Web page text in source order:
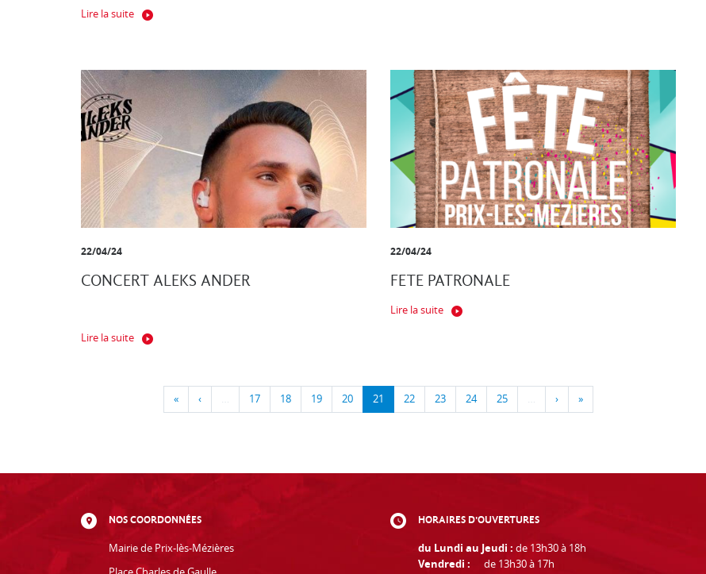
Lire la suite
22/04/24
CONCERT ALEKS ANDER
Lire la suite
22/04/24
FETE PATRONALE
Lire la suite
« ‹ … 17 18 19 20 21 22 23 24 25 … › »
NOS COORDONNÉES
Mairie de Prix-lès-Mézières
HORAIRES D'OUVERTURES
du Lundi au Jeudi : de 13h30 à 18h
Vendredi :
de 13h30 à 17h